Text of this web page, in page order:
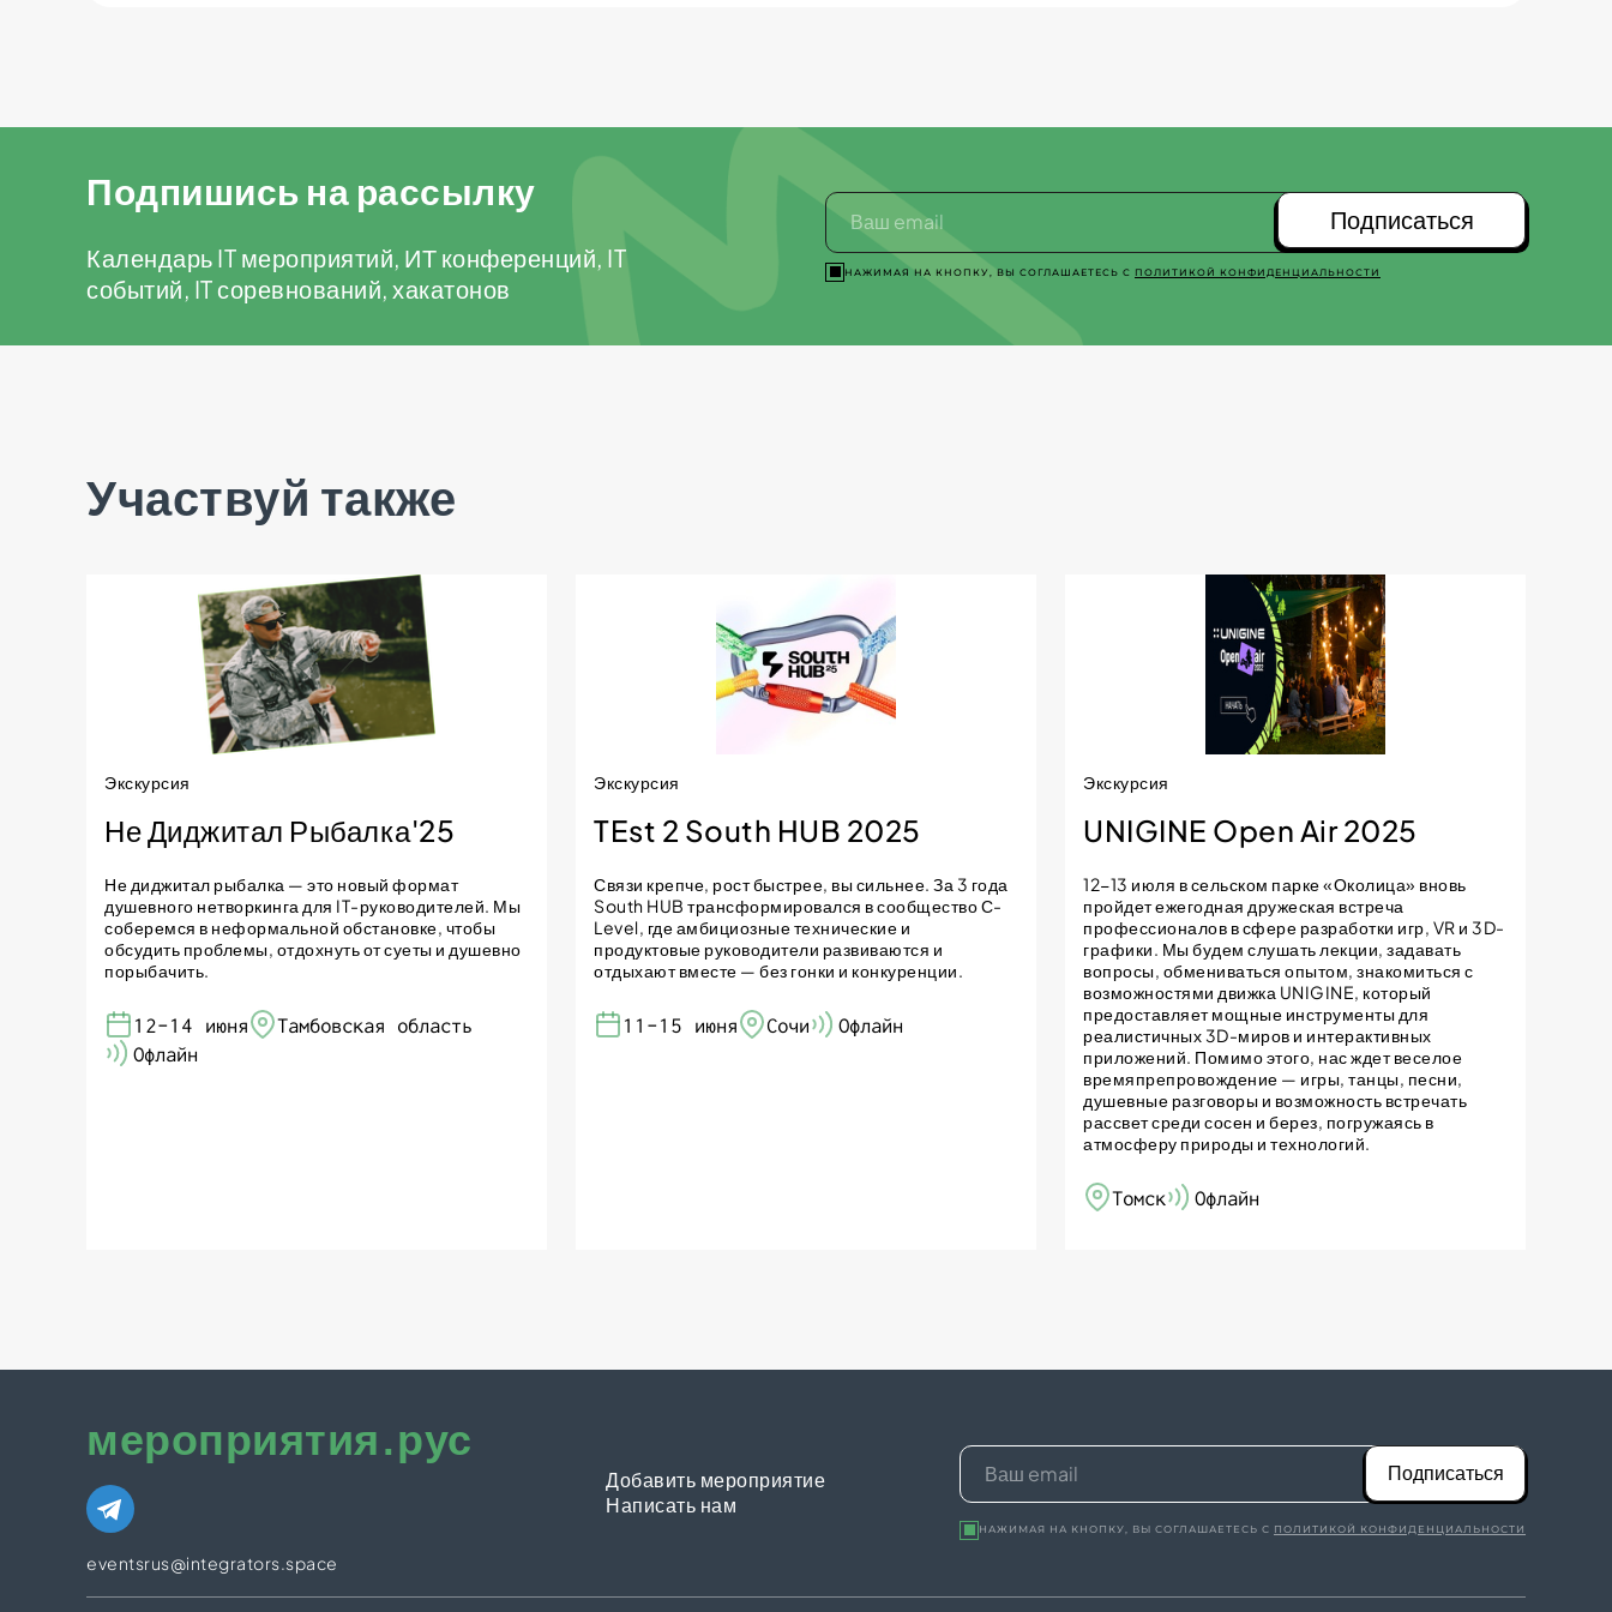
Подпишись на рассылку
Календарь IT мероприятий, ИТ конференций, IT
событий, IT соревнований, хакатонов
Подписаться
НАЖИМАЯ НА КНОПКУ, ВЫ СОГЛАШАЕТЕСЬ С ПОЛИТИКОЙ КОНФИДЕНЦИАЛЬНОСТИ
Участвуй также
Экскурсия
Не Диджитал Рыбалка'25
Не диджитал рыбалка — это новый формат
душевного нетворкинга для IT-руководителей. Мы
соберемся в неформальной обстановке, чтобы
обсудить проблемы, отдохнуть от суеты и душевно
порыбачить.
12-14 июня
Тамбовская область
Офлайн
Экскурсия
TEst 2 South HUB 2025
Связи крепче, рост быстрее, вы сильнее. За 3 года
South HUB трансформировался в сообщество С-
Level, где амбициозные технические и
продуктовые руководители развиваются и
отдыхают вместе — без гонки и конкуренции.
11-15 июня Сочи Офлайн
Экскурсия
UNIGINE Open Air 2025
12−13 июля в сельском парке «Околица» вновь
пройдет ежегодная дружеская встреча
профессионалов в сфере разработки игр, VR и 3D-
графики. Мы будем слушать лекции, задавать
вопросы, обмениваться опытом, знакомиться с
возможностями движка UNIGINE, который
предоставляет мощные инструменты для
реалистичных 3D-миров и интерактивных
приложений. Помимо этого, нас ждет веселое
времяпрепровождение — игры, танцы, песни,
душевные разговоры и возможность встречать
рассвет среди сосен и берез, погружаясь в
атмосферу природы и технологий.
Томск Офлайн
мероприятия.рус
eventsrus@integrators.space
Добавить мероприятие
Написать нам
Подписаться
НАЖИМАЯ НА КНОПКУ, ВЫ СОГЛАШАЕТЕСЬ С ПОЛИТИКОЙ КОНФИДЕНЦИАЛЬНОСТИ